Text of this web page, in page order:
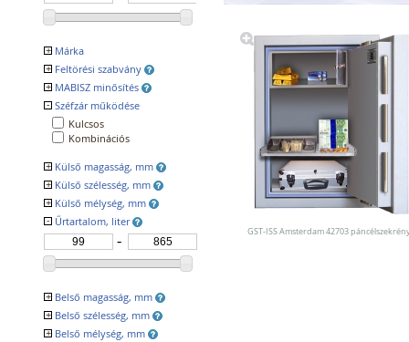
Padlószéfek
Lemezszekrények
Bútorszéfek
Páncélszekrények
Bedobós értékszéfek
Szuperkasszák
Tűzálló széfek
Speciális széfek
Hotelszéfek
Egyéb tárolók
Kiegészítők széfhez
Széfzárak
Trezorok
+ Márka
GST TRESOR ISS
+ Feltörési szabvány
EN 1143-1 V
VdS 2450 V
+ MABISZ minősítés
Igen
- Széfzár működése
Kulcsos
Kombinációs
+ Külső magasság, mm
+ Külső szélesség, mm
+ Külső mélység, mm
- Űrtartalom, liter
+ Belső magasság, mm
+ Belső szélesség, mm
+ Belső mélység, mm
GST-ISS Amsterdam 42703